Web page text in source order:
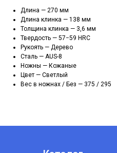
Длина — 270 мм
Длина клинка — 138 мм
Толщина клинка — 3,6 мм
Твердость — 57−59 HRС
Рукоять — Дерево
Сталь — AUS-8
Ножны — Кожаные
Цвет — Светлый
Вес в ножнах / Без — 375 / 295